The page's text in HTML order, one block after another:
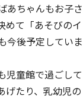
あちゃんもお子さ
めて「あそびのイ
今後予定していま
児童館で過ごして
げたり、乳幼児の